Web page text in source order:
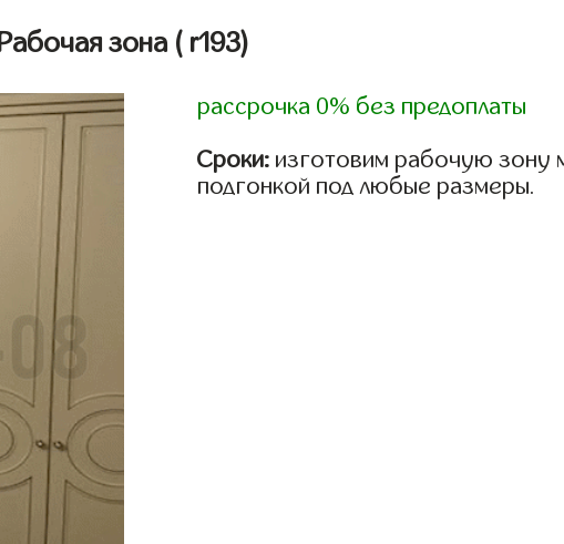
Рабочая зона ( r193)
рассрочка 0% без предоплаты
Сроки: изготовим рабочую зону
подгонкой под любые размеры.